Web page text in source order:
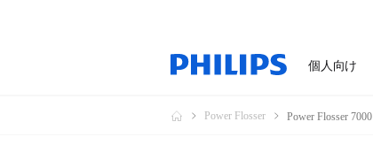
個人向け
Power Flosser Power Flosser 7000